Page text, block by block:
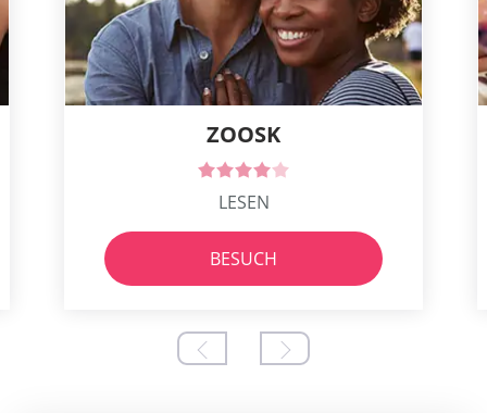
ZOOSK
LESEN
BESUCH